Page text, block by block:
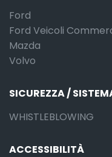
Ford
Ford Veicoli
Mazda
Volvo
SICUREZZA /
WHISTLEBLOWING
ACCESSIBILITÀ